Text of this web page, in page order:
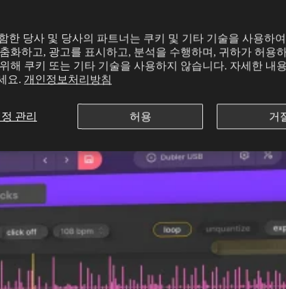
한 당사 및 당사의 파트너는 쿠키 및 기타 기술을 사용하
화하고, 광고를 표시하고, 분석을 수행하며, 귀하가 허용
해 쿠키 또는 기타 기술을 사용하지 않습니다. 자세한 내
요. 개인정보처리방침
관리 허용 거
하세요. 클릭 없이도, 클릭에 맞춰서도 녹음하고, BPM